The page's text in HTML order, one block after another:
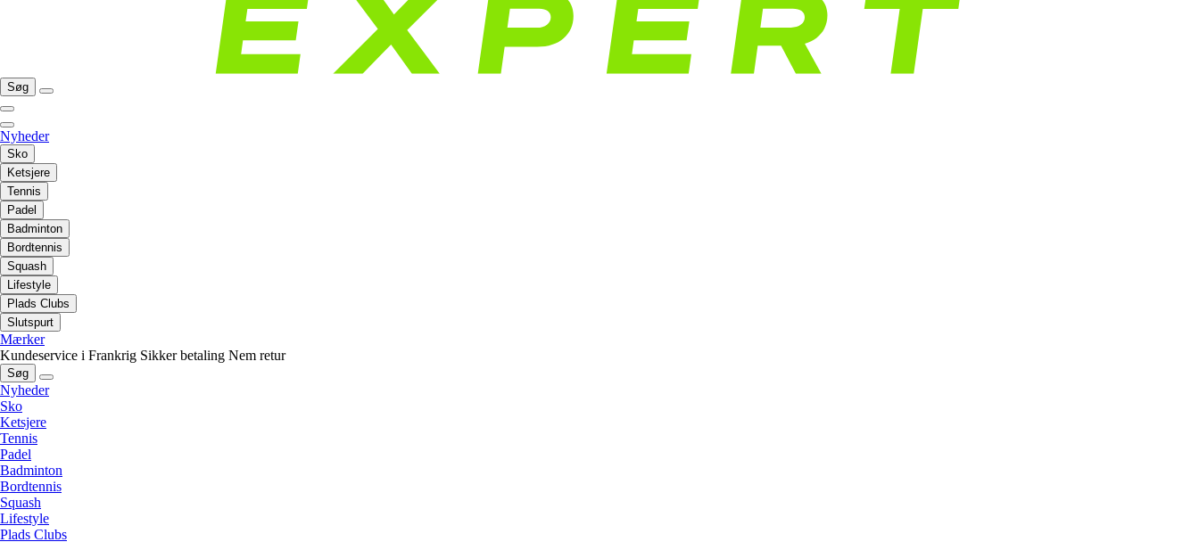
Søg
Nyheder
Sko
Ketsjere
Tennis
Padel
Badminton
Bordtennis
Squash
Lifestyle
Plads Clubs
Slutspurt
Mærker
Kundeservice i Frankrig Sikker betaling Nem retur
Søg
Nyheder
Sko
Ketsjere
Tennis
Padel
Badminton
Bordtennis
Squash
Lifestyle
Plads Clubs